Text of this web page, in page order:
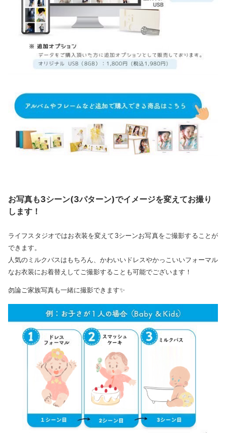
お写真も3シーン(3パターン)でイメージを変えてお撮り
します！
ライフスタジオではお衣装を変えて3シーンお写真をご撮影することが
できます。
人気のミルクバスはもちろん、かわいいドレスやかっこいいフォーマル
なお衣装にお着替えしてご撮影することも可能でございます！
勿論ご家族写真も一緒に撮影できます✨